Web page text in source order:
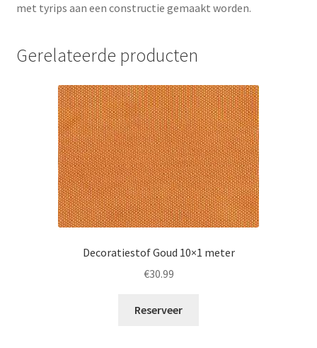
met tyrips aan een constructie gemaakt worden.
Gerelateerde producten
Decoratiestof Goud 10×1 meter
€30.99
Reserveer